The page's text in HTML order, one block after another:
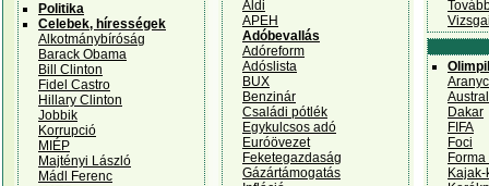
Politika
Celebek, hírességek
Alkotmánybíróság
Barack Obama
Bill Clinton
Fidel Castro
Hillary Clinton
Jobbik
Korrupció
MIÉP
Majtényi László
Mádl Ferenc
Aldi
APEH
Adóbevallás
Adóreform
Adóslista
BUX
Benzinár
Családi pótlék
Egykulcsos adó
Euróövezet
Feketegazdaság
Gázártámogatás
Dakar
FIFA
Foci
Forma